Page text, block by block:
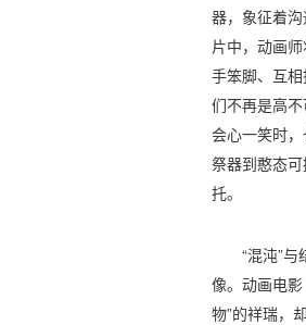
器，象征着
片中，动画
手笨脚、互
们不再是高
会心一笑时
祭器到憨态
托。
“混沌”
像。动画电
物”的祥瑞，